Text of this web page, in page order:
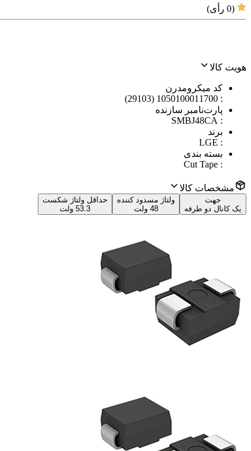
(
0 رأی)
هویت کالا
کد میکرومدرن
:
1050100011700 (29103)
پارت‌نامبر سازنده
:
SMBJ48CA
برند
:
LGE
بسته بندی
:
Cut Tape
مشخصات کالا
جهت
یک کانال دو طرفه
ولتاژ مسدود کننده
48 ولت
حداقل ولتاژ شکست
53.3 ولت